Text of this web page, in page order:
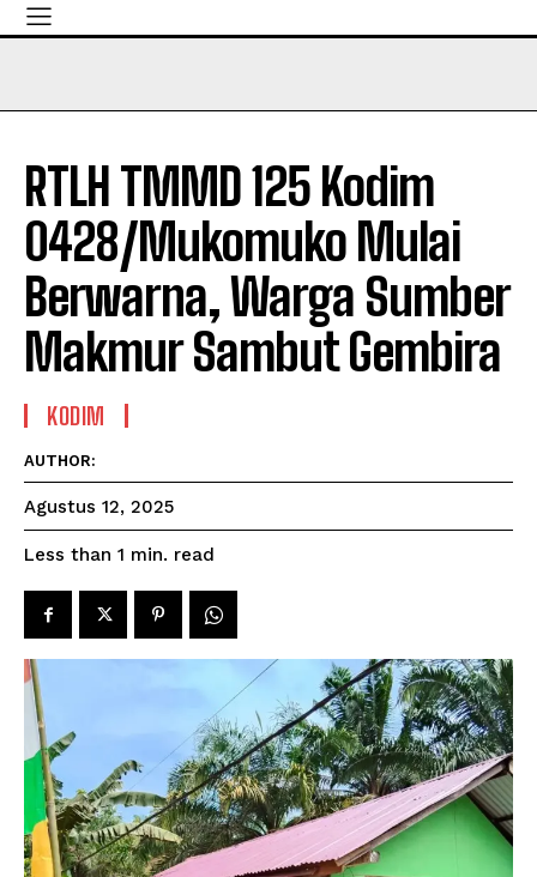
RTLH TMMD 125 Kodim
0428/Mukomuko Mulai
Berwarna, Warga Sumber
Makmur Sambut Gembira
KODIM
AUTHOR:
Agustus 12, 2025
Less than 1 min. read